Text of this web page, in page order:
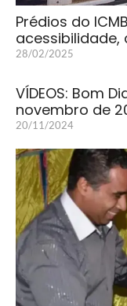
Prédios do
acessibilidade,
28/02/2025
VÍDEOS: Bom
novembro de
20/11/2024